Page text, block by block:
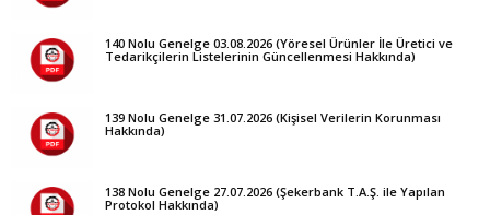
140 Nolu Genelge 03.08.2026 (Yöresel Ürünler İle Üretici ve
Tedarikçilerin Listelerinin Güncellenmesi Hakkında)
139 Nolu Genelge 31.07.2026 (Kişisel Verilerin Korunması
Hakkında)
138 Nolu Genelge 27.07.2026 (Şekerbank T.A.Ş. ile Yapılan
Protokol Hakkında)